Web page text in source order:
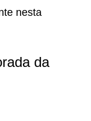
nesta
da